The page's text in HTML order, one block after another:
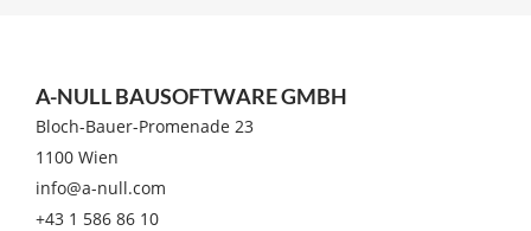
A-NULL BAUSOFTWARE GMBH
Bloch-Bauer-Promenade 23
1100 Wien
info@a-null.com
+43 1 586 86 10